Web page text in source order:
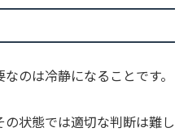
のは冷静になることです。
状態では適切な判断は難し